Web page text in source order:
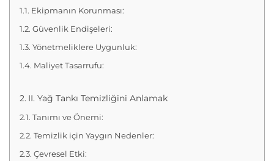
Ekipmanın Korunması:
Güvenlik Endişeleri:
Yönetmeliklere Uygunluk:
Maliyet Tasarrufu:
II. Yağ Tankı Temizliğini Anlamak
Tanımı ve Önemi:
Temizlik için Yaygın Nedenler:
Çevresel Etki: